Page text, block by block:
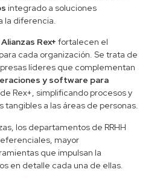
integrado a soluciones
la diferencia.
Rex+ fortalecen el
cada organización. Se trata de
líderes que complementan
y software para
de Rex+, simplificando procesos y
a las áreas de personas.
los departamentos de RRHH
mayor
que impulsan la
en detalle cada una de ellas.